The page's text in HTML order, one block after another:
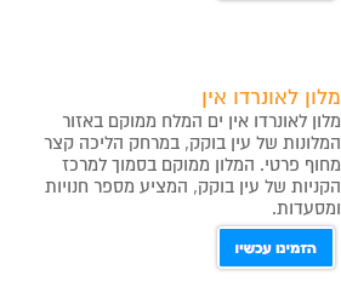
מלון לאונרדו אין
מלון לאונרדו אין ים המלח ממוקם באזור
המלונות של עין בוקק, במרחק הליכה קצר
מחוף פרטי. המלון ממוקם בסמוך למרכז
הקניות של עין בוקק, המציע מספר חנויות
ומסעדות.